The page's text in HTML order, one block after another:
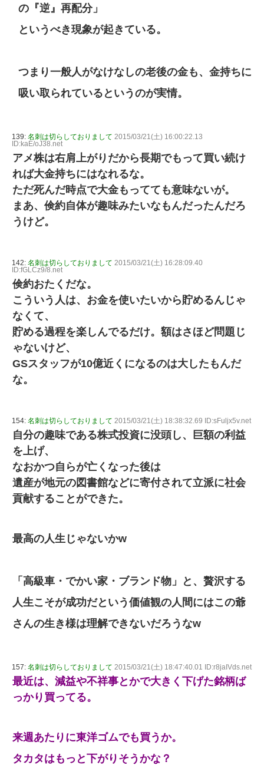
の『逆』再配分」
というべき現象が起きている。
つまり一般人がなけなしの老後の金も、金持ちに
吸い取られているというのが実情。
139: 名刺は切らしておりまして 2015/03/21(土) 16:00:22.13
ID:kaE/oJ38.net
アメ株は右肩上がりだから長期でもって買い続け
れば大金持ちにはなれるな。
ただ死んだ時点で大金もってても意味ないが。
まあ、倹約自体が趣味みたいなもんだったんだろ
うけど。
142: 名刺は切らしておりまして 2015/03/21(土) 16:28:09.40
ID:fGLCz9/8.net
倹約おたくだな。
こういう人は、お金を使いたいから貯めるんじゃ
なくて、
貯める過程を楽しんでるだけ。額はさほど問題じ
ゃないけど、
GSスタッフが10億近くになるのは大したもんだ
な。
154: 名刺は切らしておりまして 2015/03/21(土) 18:38:32.69 ID:sFuljx5v.net
自分の趣味である株式投資に没頭し、巨額の利益
を上げ、
なおかつ自らが亡くなった後は
遺産が地元の図書館などに寄付されて立派に社会
貢献することができた。
最高の人生じゃないかw
「高級車・でかい家・ブランド物」と、贅沢する
人生こそが成功だという価値観の人間にはこの爺
さんの生き様は理解できないだろうなw
157: 名刺は切らしておりまして 2015/03/21(土) 18:47:40.01 ID:r8jaIVds.net
最近は、減益や不祥事とかで大きく下げた銘柄ば
っかり買ってる。
来週あたりに東洋ゴムでも買うか。
タカタはもっと下がりそうかな？